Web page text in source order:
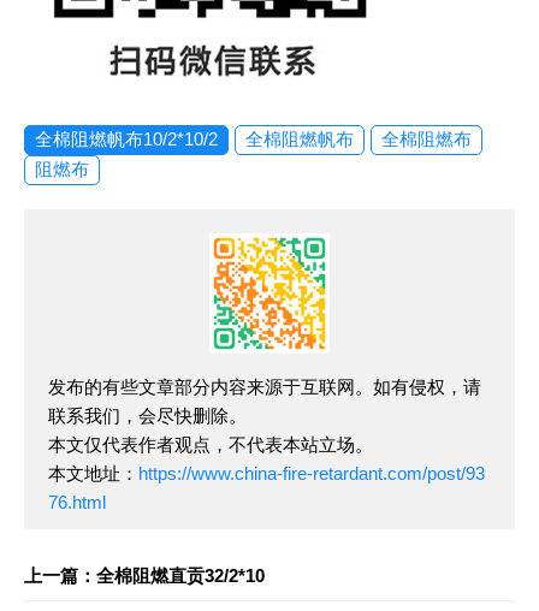
全棉阻燃帆布10/2*10/2 全棉阻燃帆布
全棉阻燃布
阻燃布
发布的有些文章部分内容来源于互联网。如有侵权，请
联系我们，会尽快删除。
本文仅代表作者观点，不代表本站立场。
本文地址： https://www.china-fire-retardant.com/post/93
76.html
上一篇：全棉阻燃直贡32/2*10